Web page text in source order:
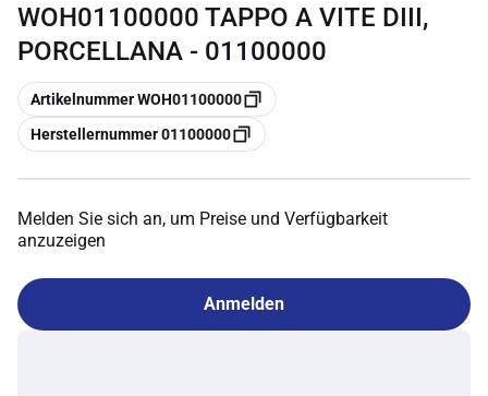
WOH01100000 TAPPO A VITE DIII,
PORCELLANA - 01100000
Kopieren
Artikelnummer WOH01100000
Kopieren
Herstellernummer 01100000
Melden Sie sich an, um Preise und Verfügbarkeit
anzuzeigen
Anmelden